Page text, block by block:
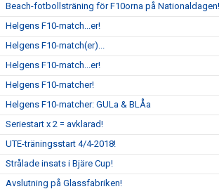
Beach-fotbollsträning för F10orna på Nationaldagen!
Helgens F10-match...er!
Helgens F10-match(er)...
Helgens F10-match...er!
Helgens F10-matcher!
Helgens F10-matcher: GULa & BLÅa
Seriestart x 2 = avklarad!
UTE-träningsstart 4/4-2018!
Strålade insats i Bjäre Cup!
Avslutning på Glassfabriken!